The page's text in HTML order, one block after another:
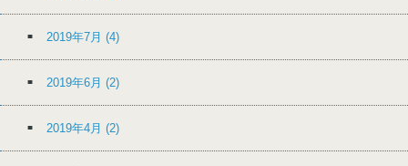
2019年7月 (4)
2019年6月 (2)
2019年4月 (2)